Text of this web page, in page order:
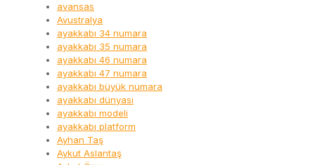
avansas
Avustralya
ayakkabı 34 numara
ayakkabı 35 numara
ayakkabı 46 numara
ayakkabı 47 numara
ayakkabı büyük numara
ayakkabı dünyası
ayakkabı modeli
ayakkabı platform
Ayhan Taş
Aykut Aslantaş